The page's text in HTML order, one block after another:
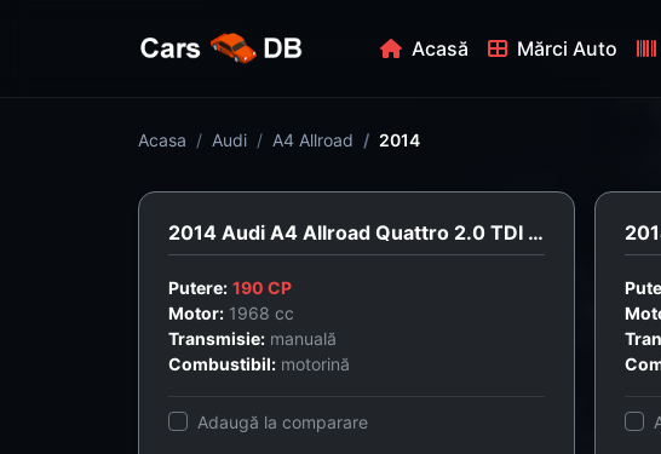
Acasă Mărci Auto
Acasa Audi A4 Allroad 2014
2014 Audi A4 Allroad Quattro 2.0 TDI 190cp
Putere: 190 CP
Motor: 1968 cc
Transmisie: manuală
Combustibil: motorină
Adaugă la comparare